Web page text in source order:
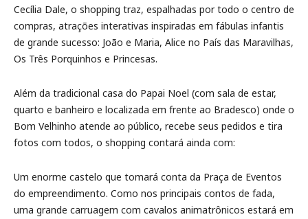
Cecília Dale, o shopping traz, espalhadas por todo o centro de
compras, atrações interativas inspiradas em fábulas infantis
de grande sucesso: João e Maria, Alice no País das Maravilhas,
Os Três Porquinhos e Princesas.
Além da tradicional casa do Papai Noel (com sala de estar,
quarto e banheiro e localizada em frente ao Bradesco) onde o
Bom Velhinho atende ao público, recebe seus pedidos e tira
fotos com todos, o shopping contará ainda com:
Um enorme castelo que tomará conta da Praça de Eventos
do empreendimento. Como nos principais contos de fada,
uma grande carruagem com cavalos animatrônicos estará em